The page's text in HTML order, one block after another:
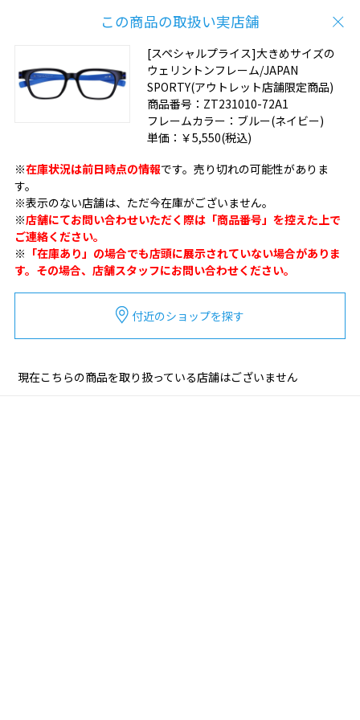
この商品の取扱い実店舗
[スペシャルプライス]大きめサイズの
ウェリントンフレーム/JAPAN
SPORTY(アウトレット店舗限定商品)
商品番号： ZT231010-72A1
フレームカラー： ブルー(ネイビー)
単価： ￥5,550(税込)
※在庫状況は前日時点の情報です。売り切れの可能性がありま
す。
※表示のない店舗は、ただ今在庫がございません。
※店舗にてお問い合わせいただく際は「商品番号」を控えた上で
ご連絡ください。
※ 「在庫あり」の場合でも店頭に展示されていない場合がありま
す。その場合、店舗スタッフにお問い合わせください。
付近のショップを探す
現在こちらの商品を取り扱っている店舗はございません